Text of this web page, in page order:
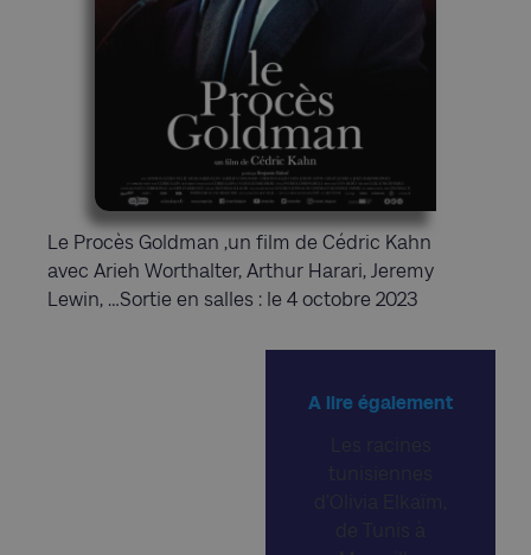
Le Procès Goldman ,un film de Cédric Kahn
avec Arieh Worthalter, Arthur Harari, Jeremy
Lewin, …Sortie en salles : le 4 octobre 2023
A lire également